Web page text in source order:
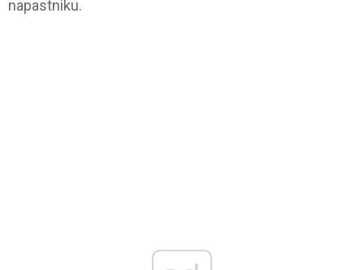
napastniku.